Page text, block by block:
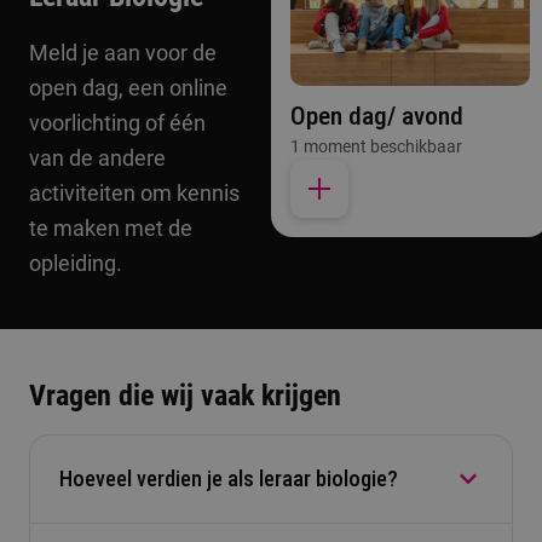
Meld je aan voor de
open dag, een online
voorlichting of één
van de andere
activiteiten om kennis
te maken met de
opleiding.
Open dag/ avond
1 moment beschikbaar
Vragen die wij vaak krijgen
Hoeveel verdien je als leraar biologie?